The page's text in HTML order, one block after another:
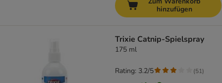
hinzufügen
Trixie Catnip-Spielspray
175 ml
Rating: 3.2/5 (51)